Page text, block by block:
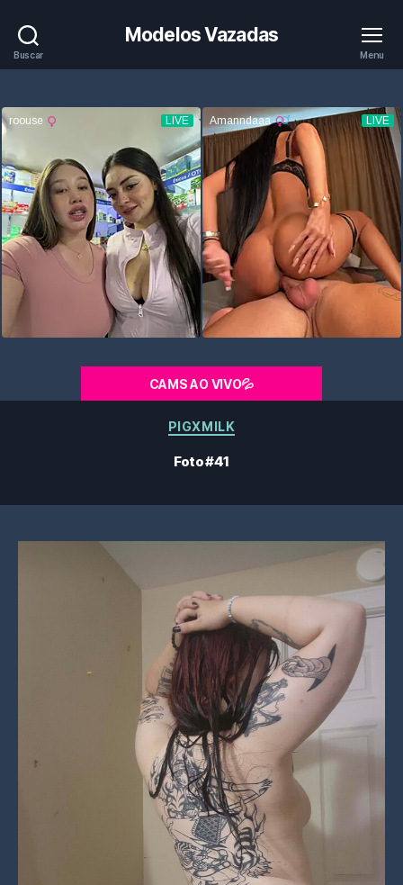
Buscar
Modelos Vazadas
Menu
CAMS AO VIVO💦
Categorias
PIGXMILK
Foto #41